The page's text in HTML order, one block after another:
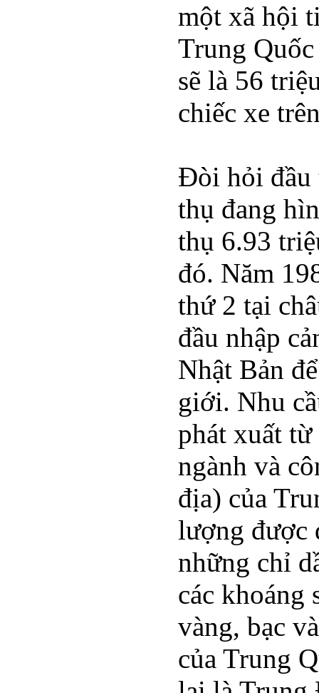
một xã hội
Trung
sẽ là 56
chiếc xe
Đòi hỏi đầu
thụ đang
thụ 6.93
đó. Năm
thứ 2 tại
đầu nhập
Nhật Bản
giới. Nhu
phát xuất
ngành và
địa) của
lượng được
những chỉ
các khoáng
vàng, bạc
của Trung